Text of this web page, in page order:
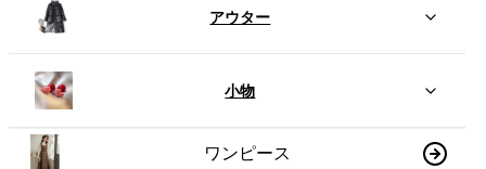
アウター
小物
ワンピース